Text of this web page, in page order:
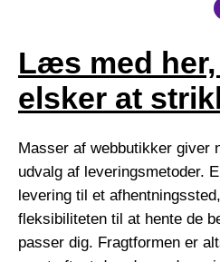
Læs med
elsker at
Masser af webbutikker giver
udvalg af leveringsmetoder.
levering til et
fleksibiliteten til at hente de
passer dig. Fragtformen er